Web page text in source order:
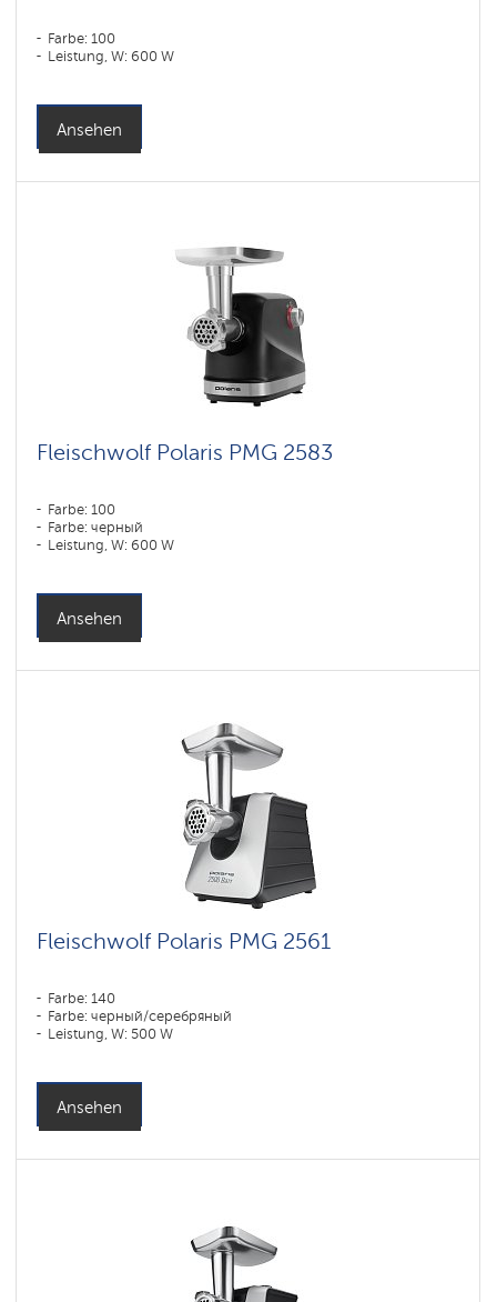
Farbe: 100
Leistung, W: 600 W
Ansehen
Fleischwolf Polaris PMG 2583
Farbe: 100
Farbe: черный
Leistung, W: 600 W
Ansehen
Fleischwolf Polaris PMG 2561
Farbe: 140
Farbe: черный/серебряный
Leistung, W: 500 W
Ansehen